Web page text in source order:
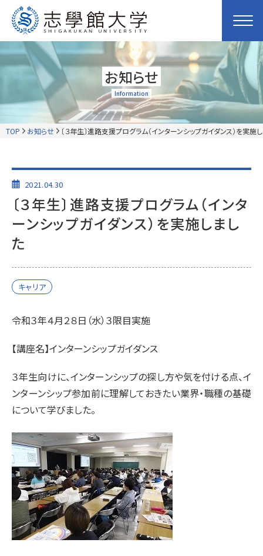
お知らせ
Information
TOP お知らせ 〔３年生〕進路支援プログラム（インターンシップガイダンス）を実施
2021.04.30
〔３年生〕進路支援プログラム（インタ
ーンシップガイダンス）を実施しまし
た
キャリア
令和３年４月２８日（水）３限目実施
【講座名】インターンシップガイダンス
３年生向けに、インターンシップの探し方や気を付ける点、イ
ンターンシップ参加前に理解しておきたい業界・職種の基礎
について学びました。